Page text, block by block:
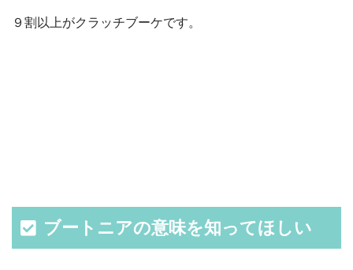
９割以上がクラッチブーケです。
ブートニアの意味を知ってほしい